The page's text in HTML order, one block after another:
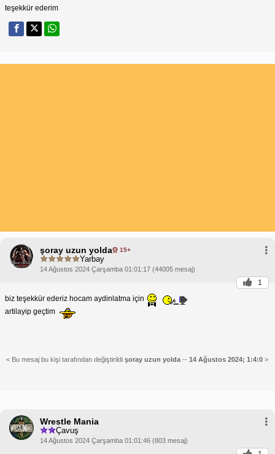
teşekkür ederim
şoray uzun yolda 15+
Yarbay
14 Ağustos 2024 Çarşamba 01:01:17 (44005 mesaj)
1
biz teşekkür ederiz hocam aydinlatma için
artilayip geçtim
< Bu mesaj bu kişi tarafından değiştirildi şoray uzun yolda -- 14 Ağustos 2024; 1:4:0 >
Wrestle Mania
Çavuş
14 Ağustos 2024 Çarşamba 01:01:46 (803 mesaj)